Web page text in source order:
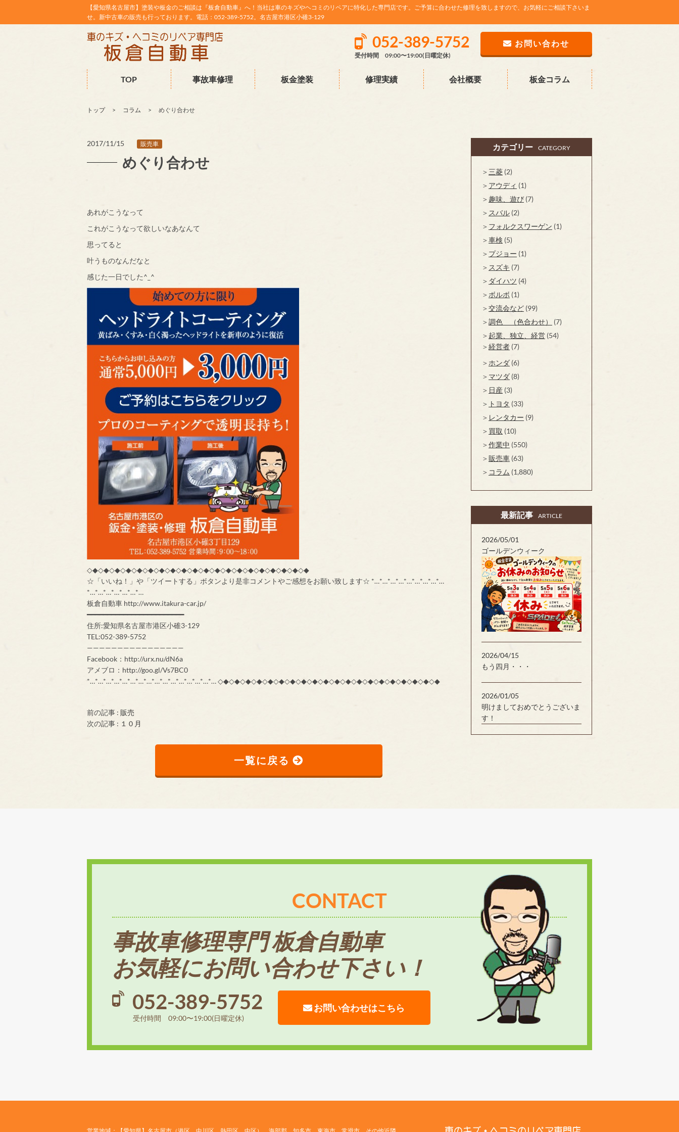
【愛知県名古屋市】塗装や板金のご相談は『板倉自動車』へ！当社は車のキズやヘコミのリペアに特化した専門店です。ご予算に合わせた修理を致しますので、お気軽にご相談下さいま
せ。新中古車の販売も行っております。電話：052-389-5752。名古屋市港区小碓3-129
052-389-5752
受付時間 09:00〜19:00(日曜定休)
お問い合わせ
TOP 事故車修理 板金塗装 修理実績 会社概要 板金コラム
トップ コラム めぐり合わせ
2017/11/15 販売車
めぐり合わせ
あれがこうなって
これがこうなって欲しいなあなんて
思ってると
叶うものなんだなと
感じた一日でした^_^
◇◆◇◆◇◆◇◆◇◆◇◆◇◆◇◆◇◆◇◆◇◆◇◆◇◆◇◆◇◆◇◆◇◆◇◆◇◆◇◆
☆「いいね！」や「ツイートする」ボタンより是非コメントやご感想をお願い致します☆ *…*…*…*…*…*…*…*…*…
*…*…*…*…*…*…*…
板倉自動車 http://www.itakura-car.jp/
━━━━━━━━━━━━━━━━━━━━━━━━
住所:愛知県名古屋市港区小碓3-129
TEL:052-389-5752
————————————————
Facebook：http://urx.nu/dN6a
アメブロ：http://goo.gl/Vs7BC0
*…*…*…*…*…*…*…*…*…*…*…*…*…*…*…*… ◇◆◇◆◇◆◇◆◇◆◇◆◇◆◇◆◇◆◇◆◇◆◇◆◇◆◇◆◇◆◇◆◇◆◇◆◇◆◇◆
前の記事 : 販売
次の記事 : １０月
一覧に戻る
カテゴリー CATEGORY
三菱 (2)
アウディ (1)
趣味、遊び (7)
スバル (2)
フォルクスワーゲン (1)
車検 (5)
プジョー (1)
スズキ (7)
ダイハツ (4)
ボルボ (1)
交流会など (99)
調色 （色合わせ）
(7)
起業、独立、経営 (54)
経営者 (7)
ホンダ (6)
マツダ (8)
日産 (3)
トヨタ (33)
レンタカー (9)
買取 (10)
作業中 (550)
販売車 (63)
コラム (1,880)
最新記事 ARTICLE
2026/05/01
ゴールデンウィーク
2026/04/15
もう四月・・・
2026/01/05
明けましておめでとうございま
す！
CONTACT
事故車修理専門 板倉自動車
お気軽にお問い合わせ下さい！
052-389-5752
受付時間 09:00〜19:00(日曜定休)
お問い合わせはこちら